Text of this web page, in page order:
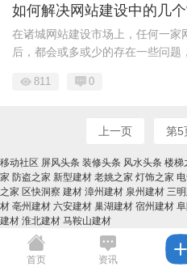
如何解决网站建设中的几
在诸城网站建设市场上，任何一家
后，都会或多或少的存在一些问题
811 0
上一页 第5
移动社区 屏风头条 装修头条 风水头条 楼梯
家 防盗之家 新型建材 老姚之家 灯饰之家
之家 区快洞察 建材 漳州建材 泉州建材 三
材 亳州建材 六安建材 巢湖建材 宿州建材
建材 淮北建材 马鞍山建材
首页 资讯